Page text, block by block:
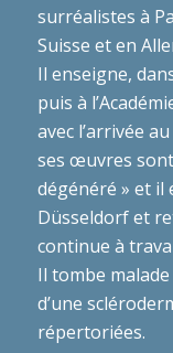
surréalistes à
Suisse et en
Il enseigne,
puis à
avec l’arrivée
ses œuvres sont
dégénéré » et il
Düsseldorf et
continue à
Il tombe
d’une
répertoriées.